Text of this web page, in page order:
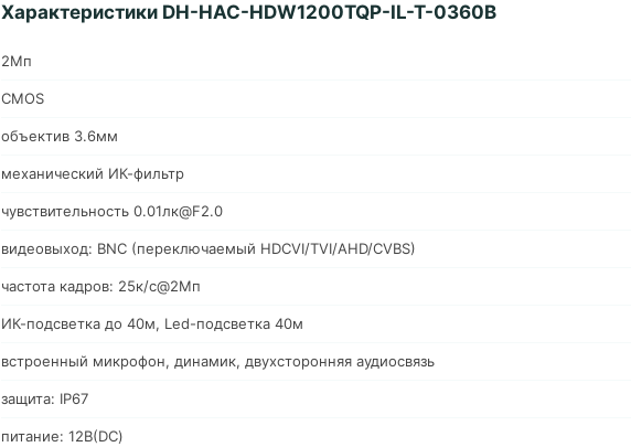
Характеристики DH-HAC-HDW1200TQP-IL-T-0360B
2Мп
CMOS
объектив 3.6мм
механический ИК-фильтр
чувствительность 0.01лк@F2.0
видеовыход: BNC (переключаемый HDCVI/TVI/AHD/CVBS)
частота кадров: 25к/c@2Мп
ИК-подсветка до 40м, Led-подсветка 40м
встроенный микрофон, динамик, двухсторонняя аудиосвязь
защита: IP67
питание: 12В(DC)